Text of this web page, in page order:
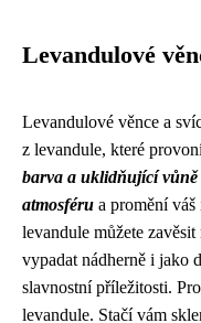
Levandulové
Levandulové věnce a
z levandule, které
barva a uklidňující
atmosféru a promění
levandule můžete
vypadat nádherně i jako
slavnostní příležitosti.
levandule. Stačí vám